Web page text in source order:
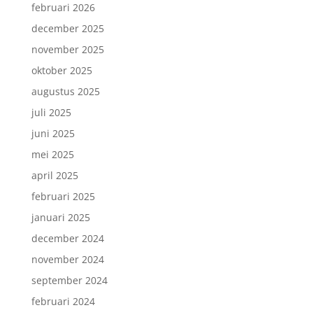
februari 2026
december 2025
november 2025
oktober 2025
augustus 2025
juli 2025
juni 2025
mei 2025
april 2025
februari 2025
januari 2025
december 2024
november 2024
september 2024
februari 2024